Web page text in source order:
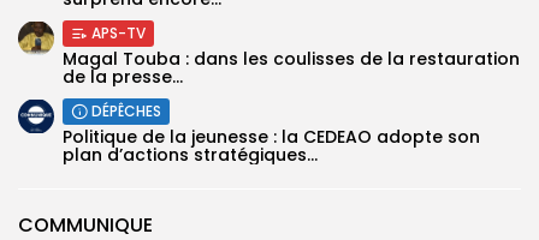
COMMUNIQUE
APS-TV
Magal Touba : dans les coulisses de la restauration
de la presse...
DÉPÊCHES
Politique de la jeunesse : la CEDEAO adopte son
plan d’actions stratégiques...